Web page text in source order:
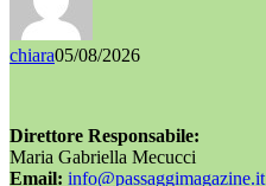
chiara05/08/2026
Direttore Responsabile:
Maria Gabriella Mecucci
Email: info@passaggimagazine.it